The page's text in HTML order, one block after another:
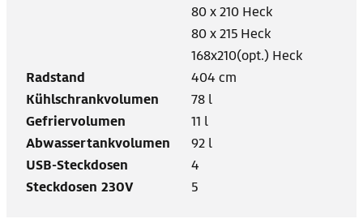
80 x 210 Heck
80 x 215 Heck
168x210(opt.) Heck
Radstand
404 cm
Kühlschrankvolumen
78 l
Gefriervolumen
11 l
Abwassertankvolumen
92 l
USB-Steckdosen
4
Steckdosen 230V
5